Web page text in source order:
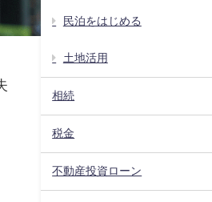
民泊をはじめる
土地活用
相続
税金
不動産投資ローン